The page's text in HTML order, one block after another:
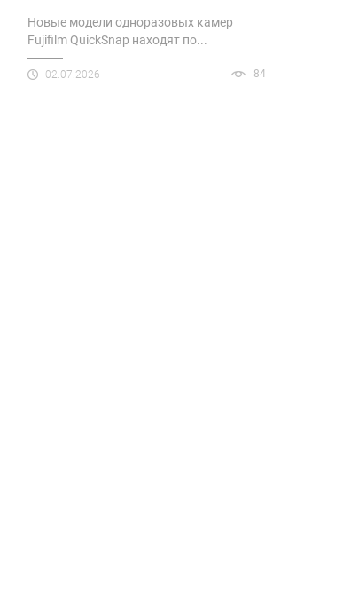
Новые модели одноразовых камер
Fujifilm QuickSnap находят по...
02.07.2026 84